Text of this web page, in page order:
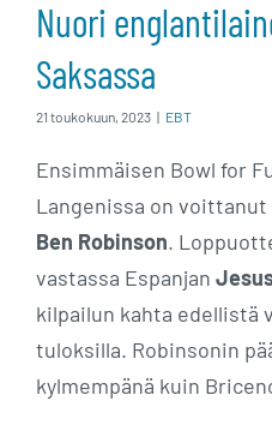
Nuori
Saksassa
21 toukokuun, 2023 | EBT
Ensimmäisen Bowl for
Langenissa on
Ben Robinson.
vastassa Espanjan
kilpailun kahta edellistä
tuloksilla. Robinsonin
kylmempänä kuin